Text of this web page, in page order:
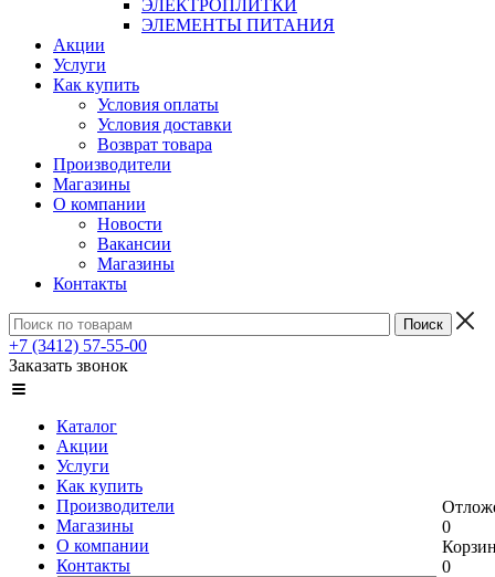
ЭЛЕКТРОПЛИТКИ
ЭЛЕМЕНТЫ ПИТАНИЯ
Акции
Услуги
Как купить
Условия оплаты
Условия доставки
Возврат товара
Производители
Магазины
О компании
Новости
Вакансии
Магазины
Контакты
+7 (3412) 57-55-00
Заказать звонок
Каталог
Акции
Услуги
Как купить
Производители
Магазины
О компании
Контакты
0
0